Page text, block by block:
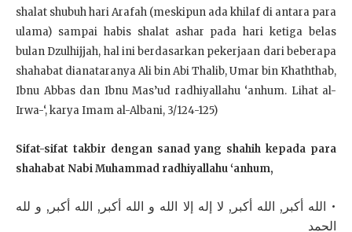
shalat shubuh hari Arafah (meskipun ada khilaf di antara para
ulama) sampai habis shalat ashar pada hari ketiga belas
bulan Dzulhijjah, hal ini berdasarkan pekerjaan dari beberapa
shahabat dianataranya Ali bin Abi Thalib, Umar bin Khaththab,
Ibnu Abbas dan Ibnu Mas’ud radhiyallahu ‘anhum. Lihat al-
Irwa-‘, karya Imam al-Albani, 3/124-125)
Sifat-sifat takbir dengan sanad yang shahih kepada para
shahabat Nabi Muhammad radhiyallahu ‘anhum,
• الله أكبر, الله أكبر, لا إله إلا الله و الله أكبر, الله أكبر, و لله
الحمد